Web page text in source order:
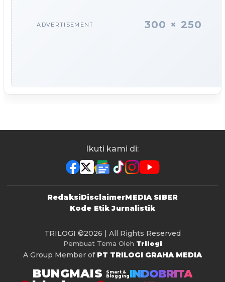
ADVERTISEMENT 300 × 250
Ikuti kami di:
RedaksiDisclaimerMEDIA SIBER
Kode Etik Jurnalistik
TRILOGI ©2026 | All Rights Reserved
Pembuat Tema Oleh Trilogi
A Group Member of PT TRILOGI GRAHA MEDIA
BUNGMAIS
Smart &
Blogging INDOBRITA